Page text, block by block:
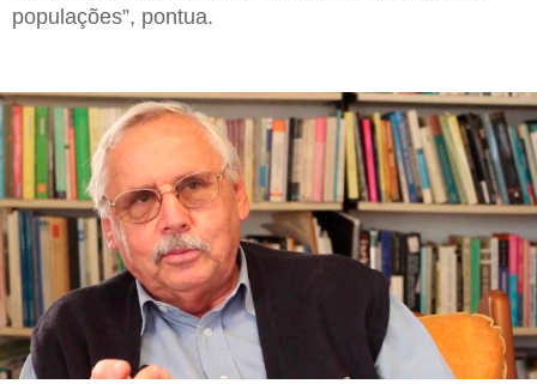
populações”, pontua.